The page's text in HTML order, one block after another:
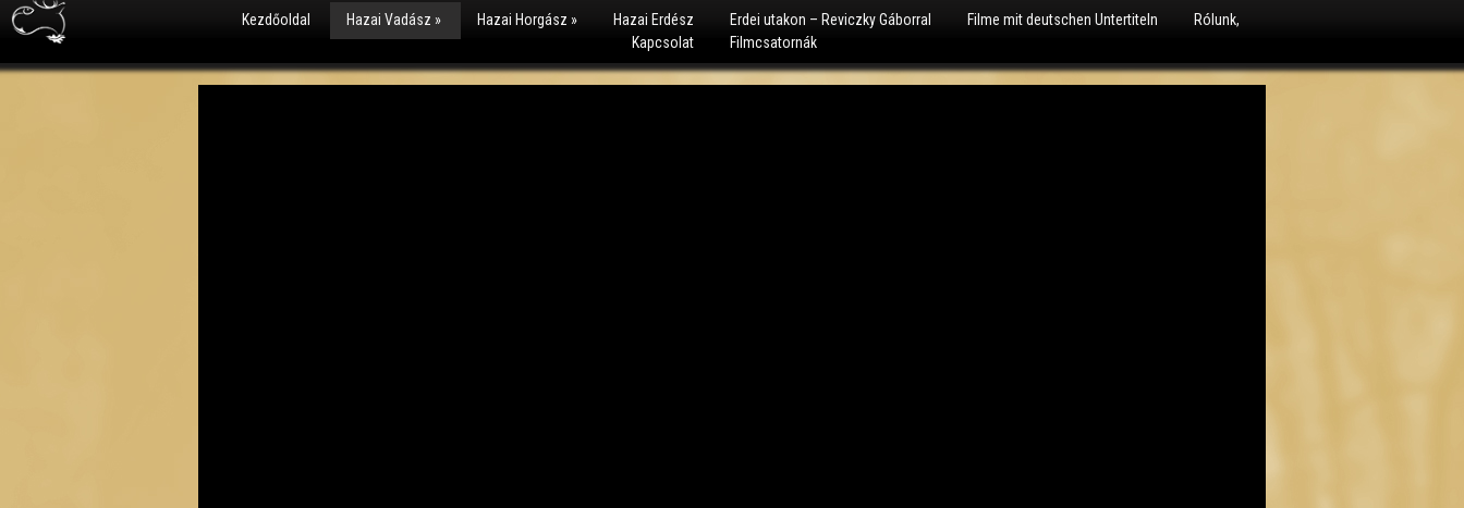
Kezdőoldal Hazai Vadász » Hazai Horgász » Hazai Erdész Erdei utakon – Reviczky Gáborral Filme mit deutschen Untertiteln
Rólunk,
Kapcsolat
Filmcsatornák